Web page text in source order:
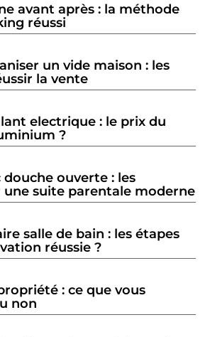
avant après : la méthode
réussi
un vide maison : les
la vente
electrique : le prix du
?
ouverte : les
suite parentale moderne
salle de bain : les étapes
réussie ?
: ce que vous
non